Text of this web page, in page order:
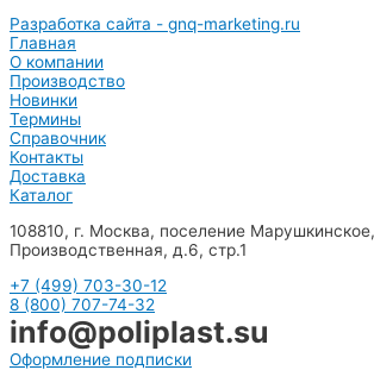
Разработка сайта - gnq-marketing.ru
Главная
О компании
Производство
Новинки
Термины
Справочник
Контакты
Доставка
Каталог
108810, г. Москва, поселение
Производственная, д.6, стр.1
+7 (499) 703-30-12
8 (800) 707-74-32
info@poliplast.su
Оформление подписки